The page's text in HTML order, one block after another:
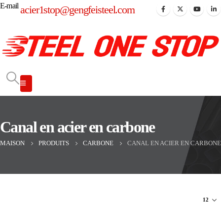
E-mail acier1stop@gengfeisteel.com
Canal en acier en carbone
MAISON PRODUITS CARBONE CANAL EN ACIER EN CARBONE